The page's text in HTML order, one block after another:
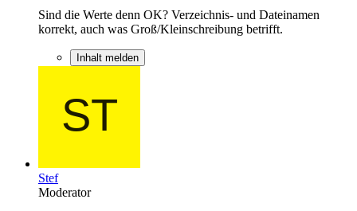
Sind die Werte denn OK? Verzeichnis- und Dateinamen
korrekt, auch was Groß/Kleinschreibung betrifft.
Inhalt melden
Stef
Moderator